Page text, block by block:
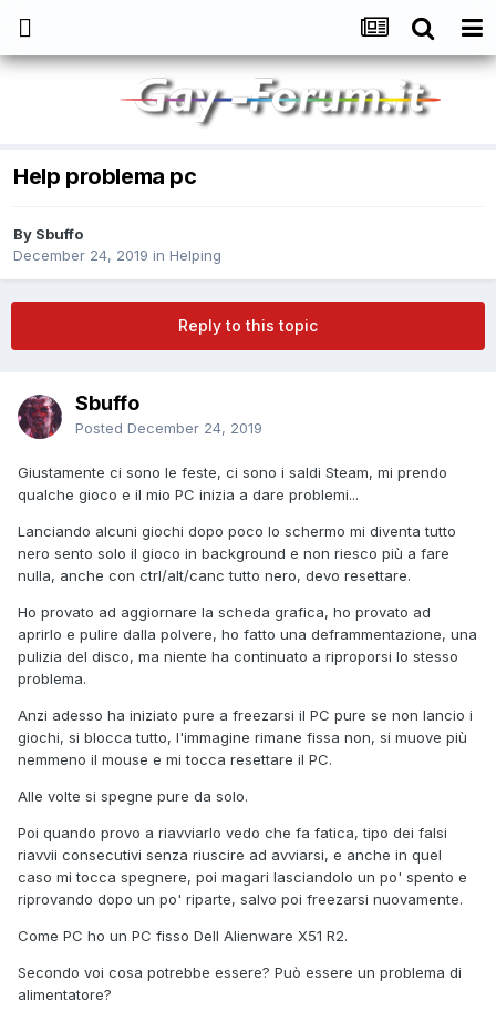
Help problema pc
By Sbuffo
December 24, 2019 in Helping
Reply to this topic
Sbuffo
Posted December 24, 2019
Giustamente ci sono le feste, ci sono i saldi Steam, mi prendo
qualche gioco e il mio PC inizia a dare problemi...
Lanciando alcuni giochi dopo poco lo schermo mi diventa tutto
nero sento solo il gioco in background e non riesco più a fare
nulla, anche con ctrl/alt/canc tutto nero, devo resettare.
Ho provato ad aggiornare la scheda grafica, ho provato ad
aprirlo e pulire dalla polvere, ho fatto una deframmentazione, una
pulizia del disco, ma niente ha continuato a riproporsi lo stesso
problema.
Anzi adesso ha iniziato pure a freezarsi il PC pure se non lancio i
giochi, si blocca tutto, l'immagine rimane fissa non, si muove più
nemmeno il mouse e mi tocca resettare il PC.
Alle volte si spegne pure da solo.
Poi quando provo a riavviarlo vedo che fa fatica, tipo dei falsi
riavvii consecutivi senza riuscire ad avviarsi, e anche in quel
caso mi tocca spegnere, poi magari lasciandolo un po' spento e
riprovando dopo un po' riparte, salvo poi freezarsi nuovamente.
Come PC ho un PC fisso Dell Alienware X51 R2.
Secondo voi cosa potrebbe essere? Può essere un problema di
alimentatore?